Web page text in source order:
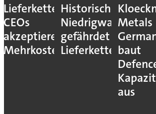
Lieferkettenresilienz:
CEOs
akzeptieren
Mehrkosten
Historisches
Niedrigwasser
gefährdet
Lieferketten
Metals
baut
aus